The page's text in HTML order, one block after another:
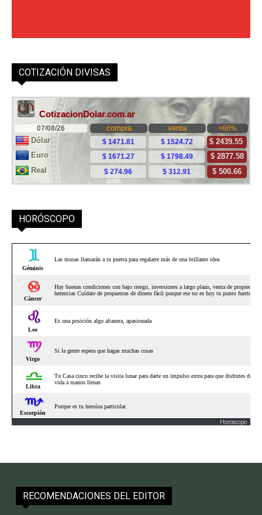
COTIZACIÓN DIVISAS
HORÓSCOPO
Horoscopo
RECOMENDACIONES DEL EDITOR